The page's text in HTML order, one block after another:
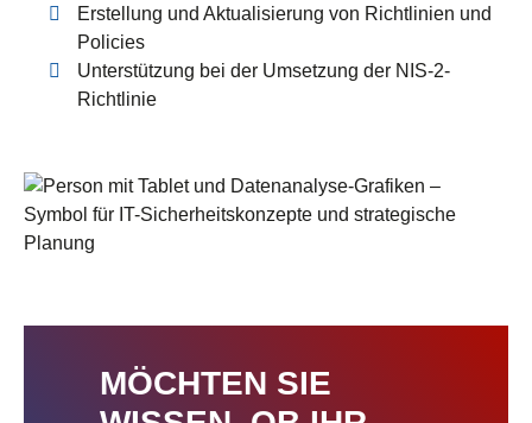
Erstellung und Aktualisierung von Richtlinien und
Policies
Unterstützung bei der Umsetzung der NIS-2-
Richtlinie
MÖCHTEN SIE